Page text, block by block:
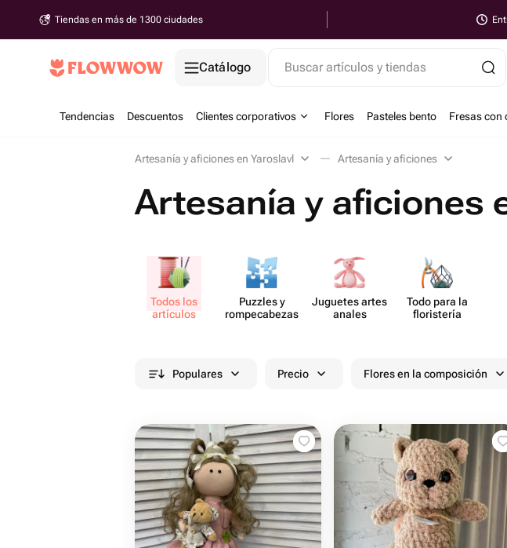
Tiendas en más de 1300 ciudades
Catálogo Buscar artículos y tiendas
Tendencias Descuentos Clientes corporativos Flores Pasteles bento Fresas con
Artesanía y aficiones en Yaroslavl Artesanía y aficiones
Artesanía y aficiones
Todos los
artículos
Puzzles y
rompec​abezas
Juguetes artes​
anales
Todo para la
flori​stería
Populares Precio Flores en la composición